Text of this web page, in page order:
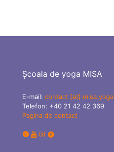
Școala de yoga MISA
E-mail: contact [at] misa.yoga
Telefon: +40 21 42 42 369
Pagina de contact